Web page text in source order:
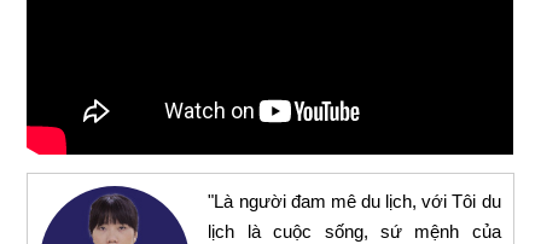
"Là người đam mê du lịch, với Tôi du
lịch là cuộc sống, sứ mệnh của